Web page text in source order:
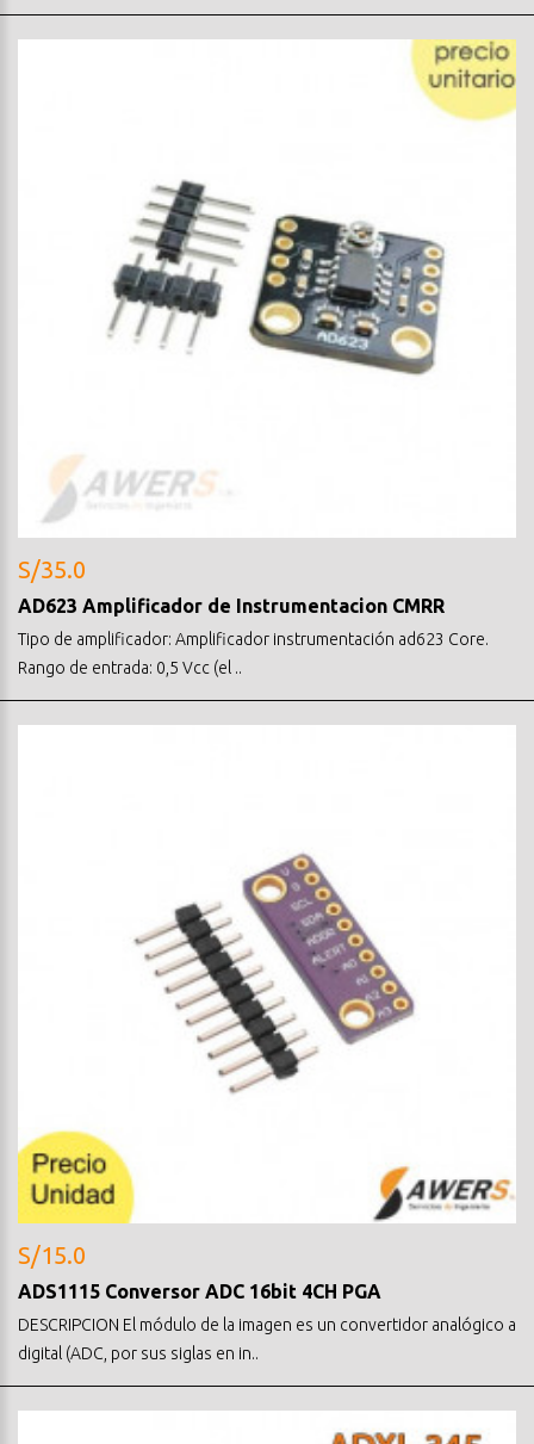
S/35.0
AD623 Amplificador de Instrumentacion CMRR
Tipo de amplificador: Amplificador instrumentación ad623 Core.
Rango de entrada: 0,5 Vcc (el ..
S/15.0
ADS1115 Conversor ADC 16bit 4CH PGA
DESCRIPCION El módulo de la imagen es un convertidor analógico a
digital (ADC, por sus siglas en in..